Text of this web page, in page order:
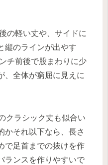
の軽い丈や、サイドに
縦のラインが出やす
チ前後で股まわりに少
、全体が窮屈に見えに
クラシック丈も似合い
かそれ以下なら、長さ
で足首までの抜けを作
ランスを作りやすいで